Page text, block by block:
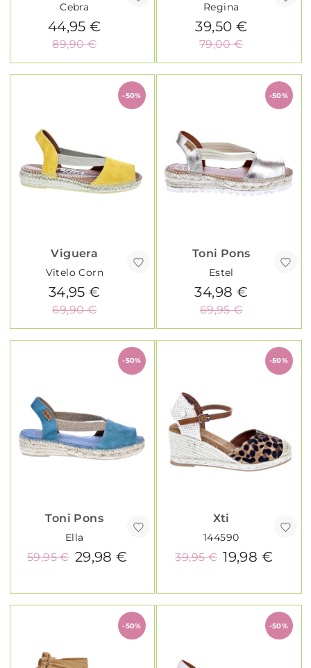
Cebra
44,95 €
89,90 €
Regina
39,50 €
79,00 €
-50%
Viguera
Vitelo Corn
34,95 €
69,90 €
-50%
Toni Pons
Estel
34,98 €
69,95 €
-50%
Toni Pons
Ella
29,98 €
59,95 €
-50%
Xti
144590
19,98 €
39,95 €
-50% -50%